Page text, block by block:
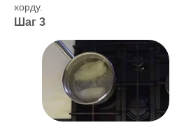
хорду.
Шаг 3